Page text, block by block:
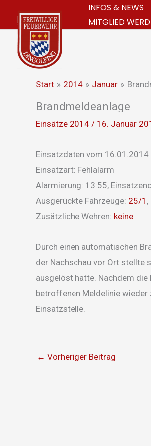
Inhalt
springen
INFOS & NEWS
MITGLIED
Start 2014 Januar
Brandmeldeanlage
Einsätze 2014 / 16. Januar
Einsatzdaten vom 16.01.2014
Einsatzart: Fehlalarm
Alarmierung: 13:55,
Ausgerückte Fahrzeuge: 25/1 ,
Zusätzliche Wehren: keine
Durch einen automatischen
der Nachschau vor Ort stellte
ausgelöst hatte. Nachdem
betroffenen Meldelinie wieder
Einsatzstelle.
← Vorheriger Beitrag